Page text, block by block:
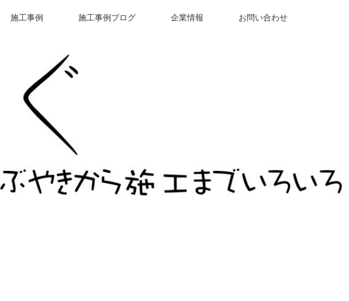
施工事例 施工事例ブログ 企業情報 お問い合わせ